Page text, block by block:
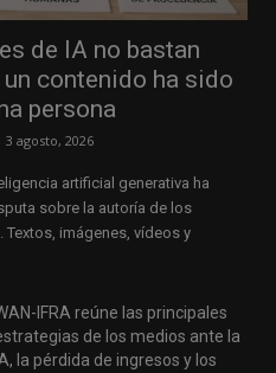
de IA no bastan
contenido ha sido
persona
3 agosto, 2026
artificial generativa ha
sobre la autoría de los
imágenes, vídeos y
IFRA reúne las principales
de los medios ante la
IA, la pérdida de ingresos y los